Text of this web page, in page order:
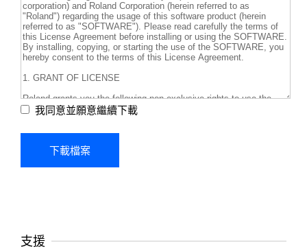
我同意並願意繼續下載
支援